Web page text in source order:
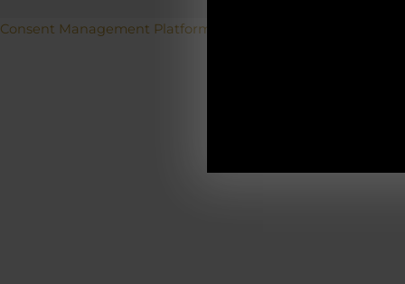
Consent Management Platform von Real Cookie Banner